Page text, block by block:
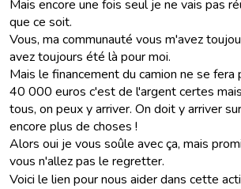
Mais encore une fois seul je ne vais pas
que ce soit.
Vous, ma communauté vous m'avez
avez toujours été là pour moi.
Mais le financement du camion ne se fera
40 000 euros c'est de l'argent certes
tous, on peux y arriver. On doit y arriver
encore plus de choses !
Alors oui je vous soûle avec ça, mais
vous n'allez pas le regretter.
Voici le lien pour nous aider dans cette